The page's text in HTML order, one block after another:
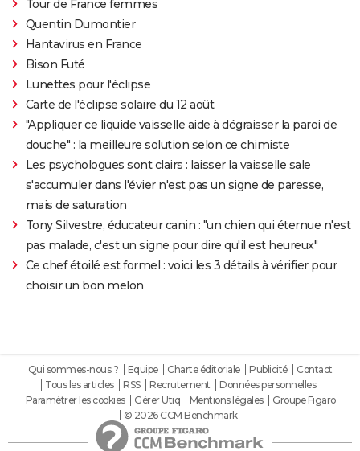
Tour de France femmes
Quentin Dumontier
Hantavirus en France
Bison Futé
Lunettes pour l'éclipse
Carte de l'éclipse solaire du 12 août
"Appliquer ce liquide vaisselle aide à dégraisser la paroi de
douche" : la meilleure solution selon ce chimiste
Les psychologues sont clairs : laisser la vaisselle sale
s'accumuler dans l'évier n'est pas un signe de paresse,
mais de saturation
Tony Silvestre, éducateur canin : "un chien qui éternue n'est
pas malade, c'est un signe pour dire qu'il est heureux"
Ce chef étoilé est formel : voici les 3 détails à vérifier pour
choisir un bon melon
Qui sommes-nous ? Equipe Charte éditoriale Publicité
Contact
Tous les articles
RSS Recrutement
Données personnelles
Paramétrer les cookies
Gérer Utiq Mentions légales
Groupe Figaro
© 2026 CCM Benchmark